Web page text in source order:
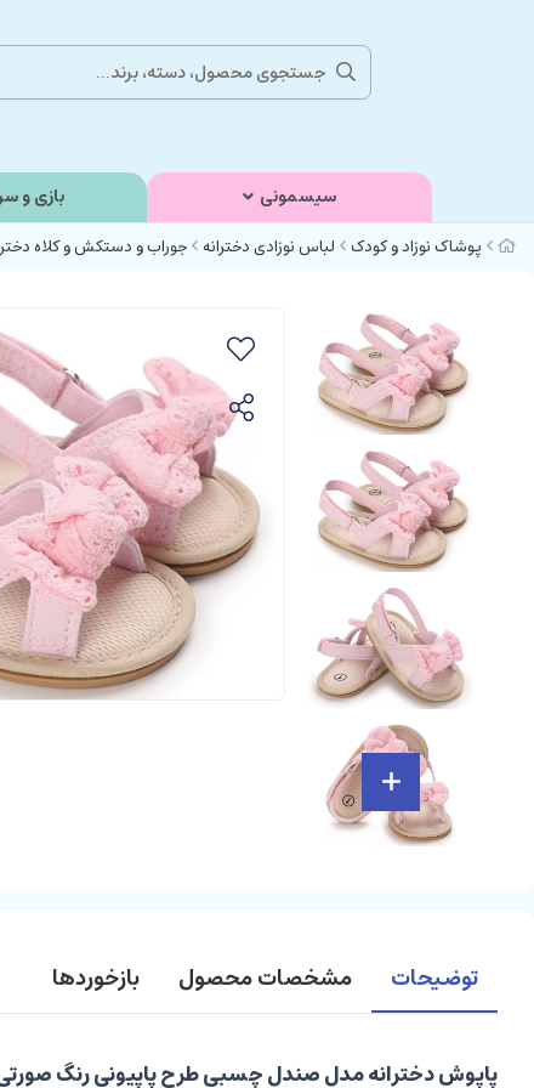
سیسمونی بازی و
پوشاک نوزاد و کودک لباس نوزادی دخترانه جوراب و دستکش و کلاه
توضیحات مشخصات محصول بازخوردها
پاپوش دخترانه مدل صندل چسبی طرح پاپیونی رنگ